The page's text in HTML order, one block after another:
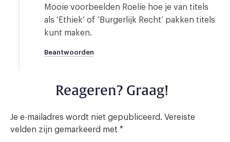
Mooie voorbeelden Roelie hoe je van titels
als ‘Ethiek’ of ‘Burgerlijk Recht’ pakken titels
kunt maken.
Beantwoorden
Reageren? Graag!
Je e-mailadres wordt niet gepubliceerd. Vereiste
velden zijn gemarkeerd met *